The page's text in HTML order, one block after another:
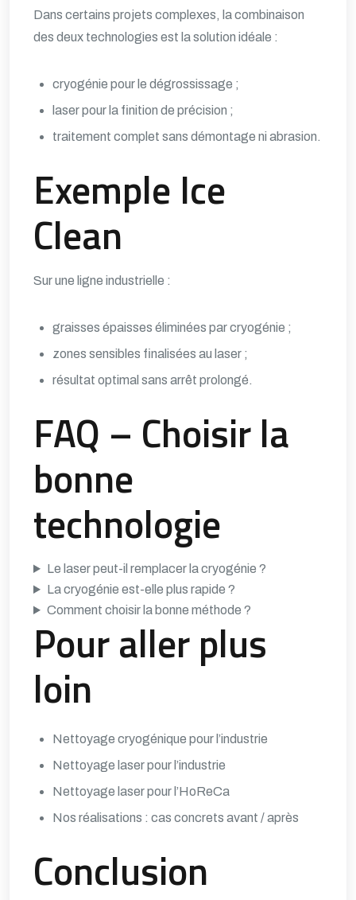
Dans certains projets complexes, la combinaison
des deux technologies est la solution idéale :
cryogénie pour le dégrossissage ;
laser pour la finition de précision ;
traitement complet sans démontage ni abrasion.
Exemple Ice
Clean
Sur une ligne industrielle :
graisses épaisses éliminées par cryogénie ;
zones sensibles finalisées au laser ;
résultat optimal sans arrêt prolongé.
FAQ – Choisir la
bonne
technologie
Le laser peut-il remplacer la cryogénie ?
La cryogénie est-elle plus rapide ?
Comment choisir la bonne méthode ?
Pour aller plus
loin
Nettoyage cryogénique pour l’industrie
Nettoyage laser pour l’industrie
Nettoyage laser pour l’HoReCa
Nos réalisations : cas concrets avant / après
Conclusion